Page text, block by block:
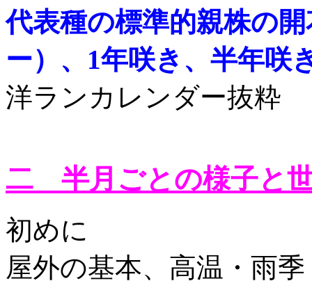
代表種の標準的親株の
ー）、1年咲き、半年咲
洋ランカレンダー抜粋
二 半月ごとの様子と
初めに
屋外の基本、高温・雨